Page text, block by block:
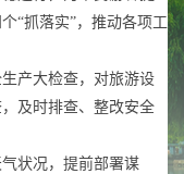
“抓落实”，推动各项工
产大检查，对旅游设
及时排查、整改安全
状况，提前部署谋